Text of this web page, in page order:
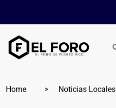
Home Noticias Locales